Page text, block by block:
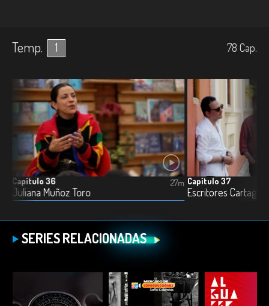
Temp. 1 78 Cap.
Capítulo 36
Juliana Muñoz Toro
27m Capítulo 37
Escritores
SERIES RELACIONADAS